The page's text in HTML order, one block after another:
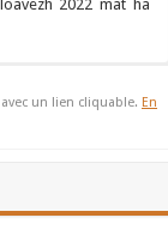
2022 mat ha
tenir cette réception
une raison pour ne
fragilité n’est pas
à laquelle il faut
un lien cliquable. En